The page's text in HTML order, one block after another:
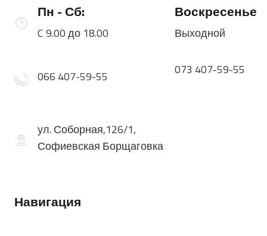
Пн - Сб:
C 9.00 до 18.00
Воскресенье
Выходной
066 407-59-55 073 407-59-55
ул. Соборная,126/1,
Софиевская Борщаговка
Навигация